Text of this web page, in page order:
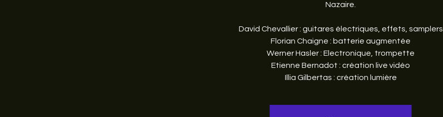
Nazaire.
David Chevallier : guitares électriques, effets, samplers
Florian Chaigne : batterie augmentée
Werner Hasler : Electronique, trompette
Etienne Bernadot : création live vidéo
Illia Gilbertas : création lumière